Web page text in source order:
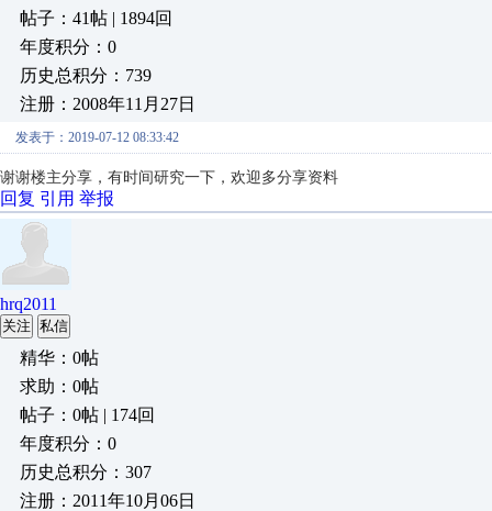
帖子：41帖 | 1894回
年度积分：0
历史总积分：739
注册：2008年11月27日
发表于：2019-07-12 08:33:42
谢谢楼主分享，有时间研究一下，欢迎多分享资料
回复 引用 举报
hrq2011
关注 私信
精华：0帖
求助：0帖
帖子：0帖 | 174回
年度积分：0
历史总积分：307
注册：2011年10月06日